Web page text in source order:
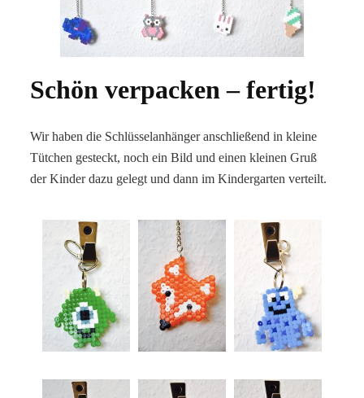
Schön verpacken – fertig!
Wir haben die Schlüsselanhänger anschließend in kleine
Tütchen gesteckt, noch ein Bild und einen kleinen Gruß
der Kinder dazu gelegt und dann im Kindergarten verteilt.